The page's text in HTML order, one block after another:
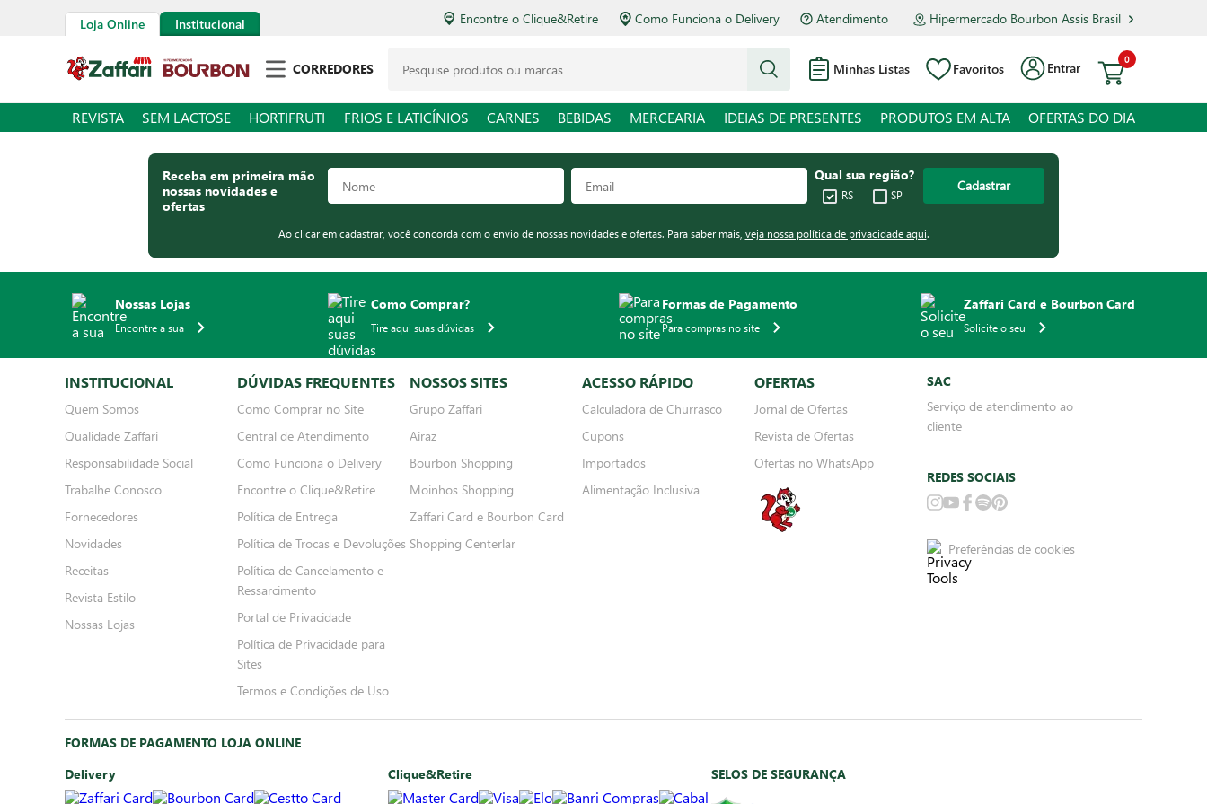
Loja Online Institucional Encontre o Clique&Retire Como Funciona o Delivery Atendimento Hipermercado Bourbon Assis Brasil
CORREDORES Minhas Listas Favoritos Entrar
0
REVISTA SEM LACTOSE HORTIFRUTI FRIOS E LATICÍNIOS CARNES BEBIDAS MERCEARIA IDEIAS DE PRESENTES PRODUTOS EM ALTA OFERTAS DO DIA
Receba em primeira mão
nossas novidades e
ofertas
Qual sua região?
RS SP
Cadastrar
Ao clicar em cadastrar, você concorda com o envio de nossas novidades e ofertas. Para saber mais, veja nossa política de privacidade aqui.
Nossas Lojas
Encontre a sua
Como Comprar?
Tire aqui suas dúvidas
Formas de Pagamento
Para compras no site
Zaffari Card e Bourbon Card
Solicite o seu
INSTITUCIONAL
Quem Somos
Qualidade Zaffari
Responsabilidade Social
Trabalhe Conosco
Fornecedores
Novidades
Receitas
Revista Estilo
Nossas Lojas
DÚVIDAS FREQUENTES
Como Comprar no Site
Central de Atendimento
Como Funciona o Delivery
Encontre o Clique&Retire
Política de Entrega
Política de Trocas e Devoluções
Política de Cancelamento e
Ressarcimento
Portal de Privacidade
Política de Privacidade para
Sites
Termos e Condições de Uso
NOSSOS SITES
Grupo Zaffari
Airaz
Bourbon Shopping
Moinhos Shopping
Zaffari Card e Bourbon Card
Shopping Centerlar
ACESSO RÁPIDO
Calculadora de Churrasco
Cupons
Importados
Alimentação Inclusiva
OFERTAS
Jornal de Ofertas
Revista de Ofertas
Ofertas no WhatsApp
SAC
Serviço de atendimento ao
cliente
REDES SOCIAIS
Preferências de cookies
FORMAS DE PAGAMENTO LOJA ONLINE
Delivery
Clique&Retire SELOS DE SEGURANÇA